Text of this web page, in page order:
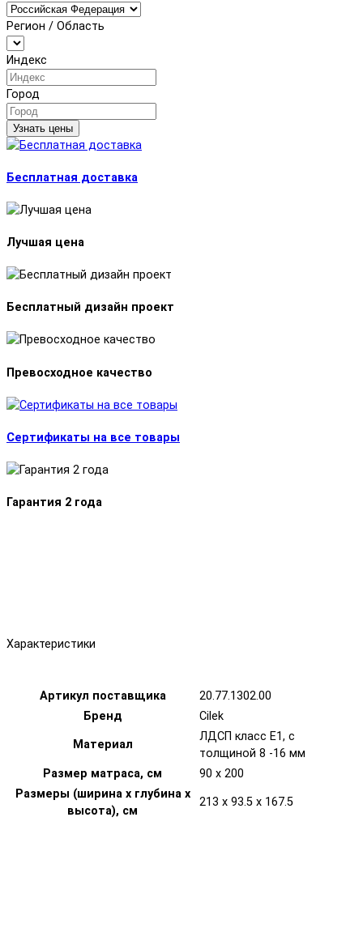
Регион / Область
Индекс
Город
Узнать цены
Бесплатная доставка
Лучшая цена
Бесплатный дизайн проект
Превосходное качество
Сертификаты на все товары
Гарантия 2 года
Характеристики
Артикул поставщика
20.77.1302.00
Бренд
Cilek
Материал
ЛДСП класс Е1, с
толщиной 8 -16 мм
Размер матраса, см
90 х 200
Размеры (ширина х глубина х
высота), см
213 x 93.5 x 167.5